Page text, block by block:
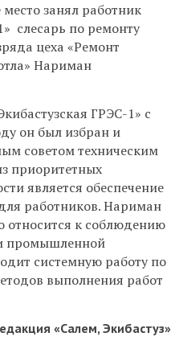
занял работник
слесарь по ремонту
цеха «Ремонт
Нариман
ГРЭС-1» с
он был избран и
советом техническим
приоритетных
является обеспечение
работников. Нариман
относится к соблюдению
промышленной
системную работу по
выполнения работ
«Салем, Экибастуз»